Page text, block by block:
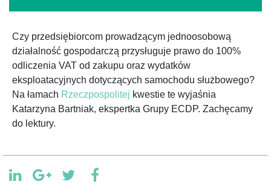
Czy przedsiębiorcom prowadzącym jednoosobową
działalność gospodarczą przysługuje prawo do 100%
odliczenia VAT od zakupu oraz wydatków
eksploatacyjnych dotyczących samochodu służbowego?
Na łamach Rzeczpospolitej kwestie te wyjaśnia
Katarzyna Bartniak, ekspertka Grupy ECDP. Zachęcamy
do lektury.